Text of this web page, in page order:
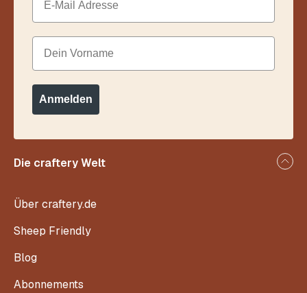
Die craftery Welt
Über craftery.de
Sheep Friendly
Blog
Abonnements
Dein Vorname
Anmelden